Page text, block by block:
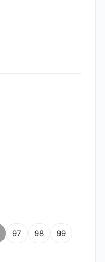
97 98 99